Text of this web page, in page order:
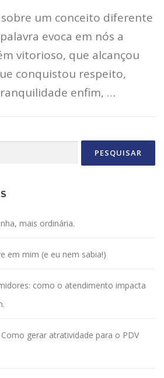
um conceito diferente
evoca em nós a
vitorioso, que alcançou
conquistou respeito,
enfim, …
mais ordinária.
em mim (e eu nem sabia!)
como o atendimento impacta
gerar atratividade para o PDV